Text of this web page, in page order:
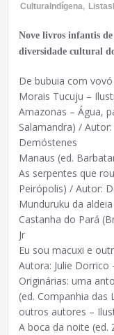
CulturaIndígena,
Nove livros infantis
diversidade cultural
De bubuia com
Morais Tucuju –
Amazonas – Água,
Salamandra) /
Demóstenes
Manaus (ed.
As serpentes que
Peirópolis) / Autor:
Munduruku da
Castanha do Pará
Jr
Eu sou macuxi e
Autora: Julie Dorrico
Originárias: uma
(ed. Companhia
outros autores –
A boca da noite (ed.